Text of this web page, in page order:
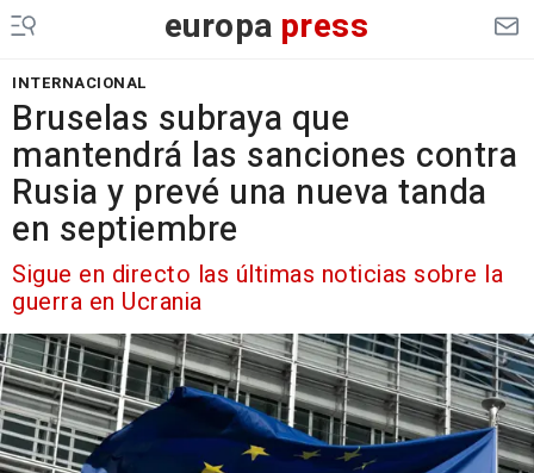
europa press
INTERNACIONAL
Bruselas subraya que
mantendrá las sanciones contra
Rusia y prevé una nueva tanda
en septiembre
Sigue en directo las últimas noticias sobre la
guerra en Ucrania